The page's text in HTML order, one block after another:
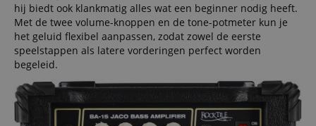
hij biedt ook klankmatig alles wat een beginner nodig heeft.
Met de twee volume-knoppen en de tone-potmeter kun je
het geluid flexibel aanpassen, zodat zowel de eerste
speelstappen als latere vorderingen perfect worden
begeleid.